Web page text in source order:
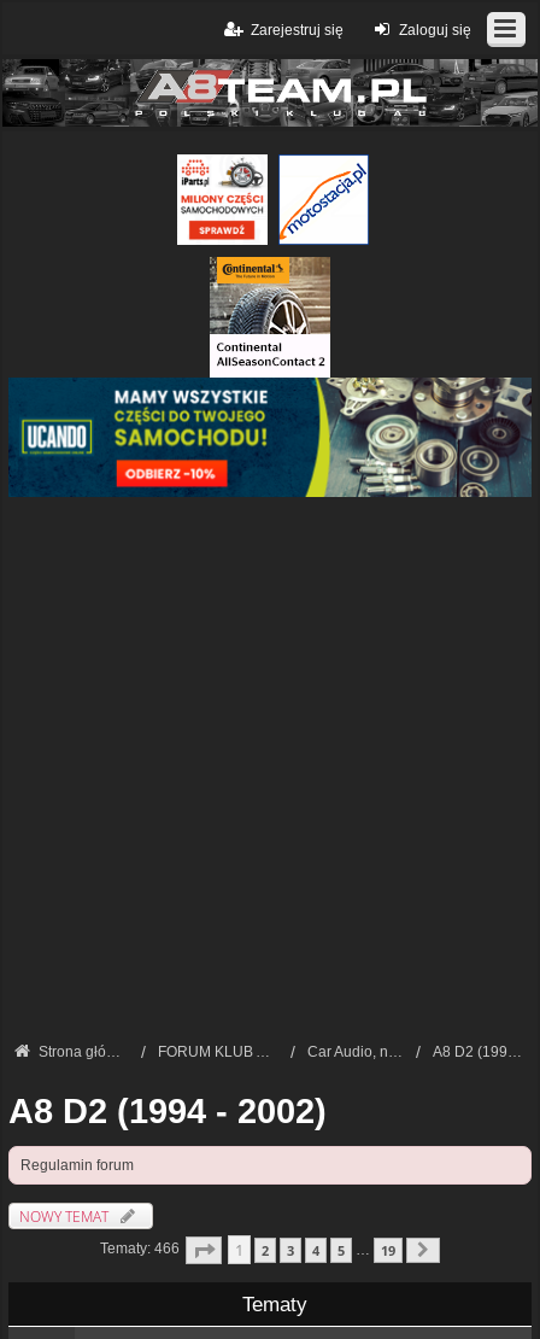
Zaloguj się
Zarejestruj się
Strona główna FORUM KLUB AUDI A8 - FORUM TECHNICZNE Car Audio, nawigacja, CB radio A8 D2 (1994 - 2002)
A8 D2 (1994 - 2002)
Regulamin forum
NOWY TEMAT
Tematy: 466 Strona1 19
1 2 3 4 5 … 19
Tematy